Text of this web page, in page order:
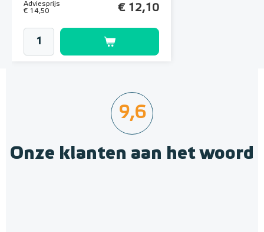
Adviesprijs
€ 14,50
€ 12,10
9,6
Onze klanten aan het woord